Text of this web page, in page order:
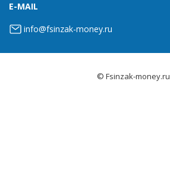
E-MAIL
info@fsinzak-money.ru
© Fsinzak-money.ru